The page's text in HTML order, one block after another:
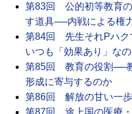
第83回 公的初等教育
す道具──内戦による権
第84回 先生それPハク
いつも「効果あり」な
第85回 教育の役割──
形成に寄与するのか
第86回 解放の甘い一歩
第87回 途上国の医療